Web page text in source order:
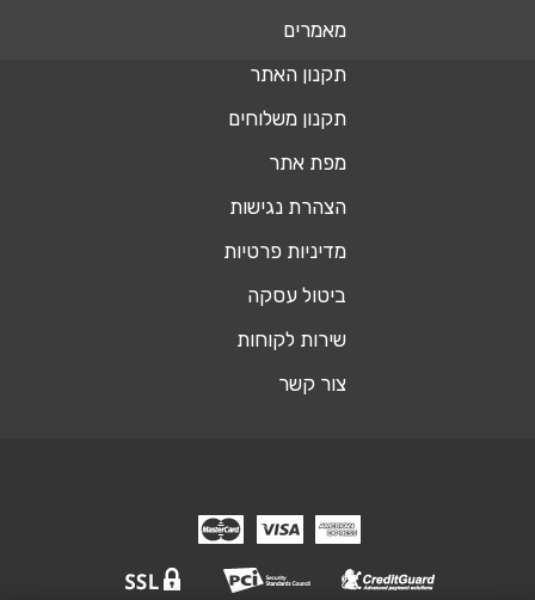
מאמרים
תקנון האתר
תקנון משלוחים
מפת אתר
הצהרת נגישות
מדיניות פרטיות
ביטול עסקה
שירות לקוחות
צור קשר